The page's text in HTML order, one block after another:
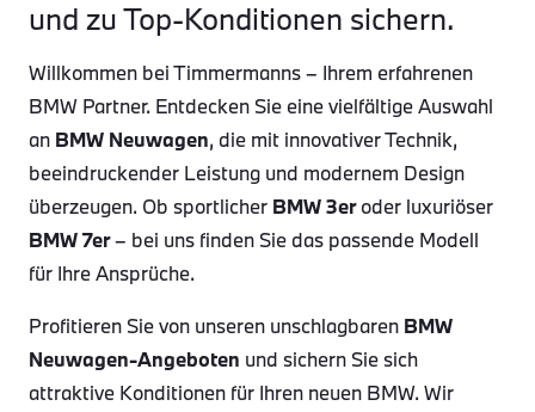
und zu Top-Konditionen sichern.
Willkommen bei Timmermanns – Ihrem erfahrenen
BMW Partner. Entdecken Sie eine vielfältige Auswahl
an BMW Neuwagen, die mit innovativer Technik,
beeindruckender Leistung und modernem Design
überzeugen. Ob sportlicher BMW 3eroder luxuriöser
BMW 7er– bei uns finden Sie das passende Modell
für Ihre Ansprüche.
Profitieren Sie von unseren unschlagbaren BMW
Neuwagen-Angeboten und sichern Sie sich
attraktive Konditionen für Ihren neuen BMW. Wir